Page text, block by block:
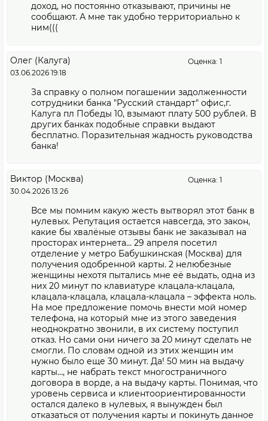
доход, но постоянно отказывают, причины не
сообщают. А мне так удобно территориально к
ним(((
Олег (Калуга)
Оценка: 1
03.06.2026 19:18
За справку о полном погашении задолженности
сотрудники банка "Русский стандарт" офис,г.
Калуга пл Победы 10, взымают плату 500 рублей. В
других банках подобные справки выдают
бесплатно. Поразительная жадность руководства
банка!
Виктор (Москва)
Оценка: 1
30.04.2026 13:26
Все мы помним какую жесть вытворял этот банк в
нулевых. Репутация остается навсегда, это закон,
какие бы хвалёные отзывы банк не заказывал на
просторах интернета… 29 апреля посетил
отделение у метро Бабушкинская (Москва) для
получения одобренной карты. 2 нелюбезные
женщины нехотя пытались мне её выдать, одна из
них 20 минут по клавиатуре клацала-клацала,
клацала-клацала, клацала-клацала – эффекта ноль.
На мое предложение помочь внести мой номер
телефона, на который мне из этого заведения
неоднократно звонили, в их систему поступил
отказ. Но сами они ничего за 20 минут сделать не
смогли. По словам одной из этих женщин им
нужно было еще 30 минут. Да! 50 мин на выдачу
карты…, не набрать текст многостраничного
договора в ворде, а на выдачу карты. Понимая, что
уровень сервиса и клиентоориентированности
остался далеко в нулевых, я вынужден был
отказаться от получения карты и покинуть данное